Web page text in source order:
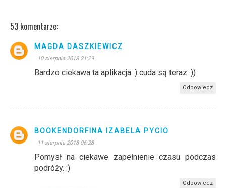
53 komentarze:
MAGDA DASZKIEWICZ
10 sierpnia 2018 21:29
Bardzo ciekawa ta aplikacja :) cuda są teraz :))
Odpowiedz
BOOKENDORFINA IZABELA PYCIO
11 sierpnia 2018 06:28
Pomysł na ciekawe zapełnienie czasu podczas
podróży. :)
Odpowiedz